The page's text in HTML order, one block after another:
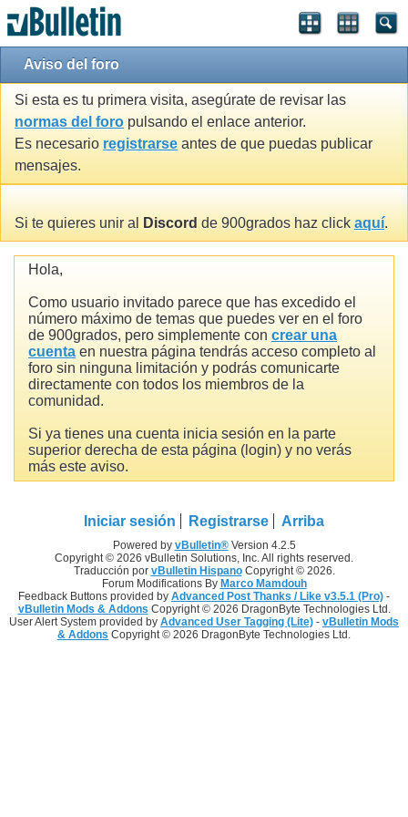
Aviso del foro
Si esta es tu primera visita, asegúrate de revisar las
normas del foro pulsando el enlace anterior.
Es necesario registrarse antes de que puedas publicar
mensajes.
Si te quieres unir al Discord de 900grados haz click aquí.
Hola,
Como usuario invitado parece que has excedido el
número máximo de temas que puedes ver en el foro
de 900grados, pero simplemente con crear una
cuenta en nuestra página tendrás acceso completo al
foro sin ninguna limitación y podrás comunicarte
directamente con todos los miembros de la
comunidad.
Si ya tienes una cuenta inicia sesión en la parte
superior derecha de esta página (login) y no verás
más este aviso.
Iniciar sesión Registrarse Arriba
Powered by vBulletin®Version 4.2.5
Copyright © 2026 vBulletin Solutions, Inc. All rights reserved.
Traducción por vBulletin HispanoCopyright © 2026.
Forum Modifications By Marco Mamdouh
Feedback Buttons provided by Advanced Post Thanks / Like v3.5.1 (Pro) -
vBulletin Mods & Addons Copyright © 2026 DragonByte Technologies Ltd.
User Alert System provided by Advanced User Tagging (Lite) - vBulletin Mods
& Addons Copyright © 2026 DragonByte Technologies Ltd.